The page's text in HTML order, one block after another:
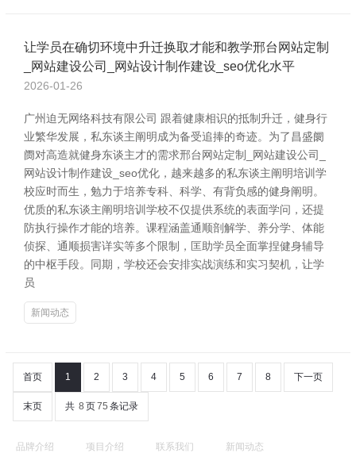
让学员在确切环境中升迁换取才能和教学邢台网站定制
_网站建设公司_网站设计制作建设_seo优化水平
2026-01-26
广州迫无网络科技有限公司 跟着健康相识的抵制升迁，健身行
业繁华发展，私东谈主阐明成为备受追捧的奇迹。为了昌盛阛
阓对高造就健身东谈主才的需求邢台网站定制_网站建设公司_
网站设计制作建设_seo优化，越来越多的私东谈主阐明培训学
校应时而生，勉力于培养专科、科学、有背负感的健身阐明。
优质的私东谈主阐明培训学校不仅提供系统的表面学问，还提
防执行操作才能的培养。课程涵盖通顺剖解学、养分学、体能
侦探、通顺损害详实等多个限制，匡助学员全面掌捏健身辅导
的中枢手段。同期，学校还会安排实战演练和实习契机，让学
员
新闻动态
首页 1 2 3 4 5 6 7 8 下一页
末页 共 8 页75 条记录
品牌介绍 项目介绍 联系我们 新闻动态